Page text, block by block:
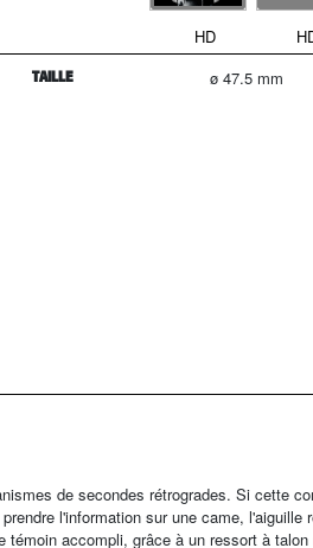
HD
TAILLE ø 47.5 mm
de secondes rétrogrades. Si cette
l'information sur une came, l'aiguille
accompli, grâce à un ressort à